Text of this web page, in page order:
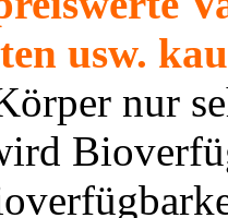
usw.
nur